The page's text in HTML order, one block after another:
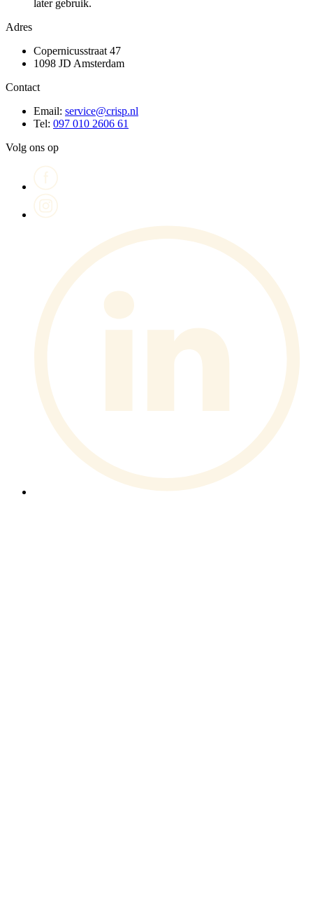
later gebruik.
Adres
Copernicusstraat 47
1098 JD Amsterdam
Contact
Email: service@crisp.nl
Tel: 097 010 2606 61
Volg ons op